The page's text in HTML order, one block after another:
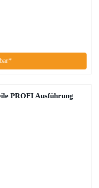
PROFI Ausführung